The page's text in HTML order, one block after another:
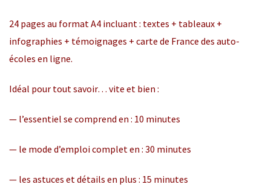
24 pages au format A4 incluant : textes + tableaux +
infographies + témoignages + carte de France des auto-
écoles en ligne.
Idéal pour tout savoir… vite et bien :
— l’essentiel se comprend en : 10 minutes
— le mode d’emploi complet en : 30 minutes
— les astuces et détails en plus : 15 minutes